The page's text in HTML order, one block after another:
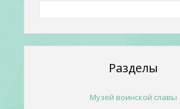
Разделы
Музей воинской славы